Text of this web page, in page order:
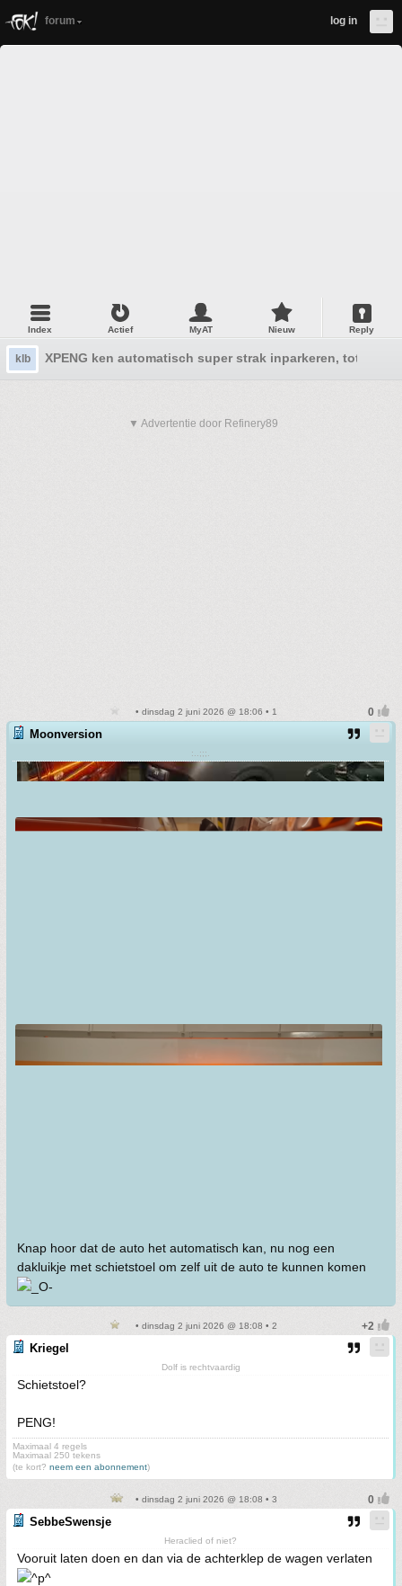
forum log in
Index Actief MyAT Nieuw Reply
klb XPENG ken automatisch super strak inparkeren, totaal
▼ Advertentie door Refinery89
• dinsdag 2 juni 2026 @ 18:06 • 1
Moonversion
:..;;;.
Knap hoor dat de auto het automatisch kan, nu nog een
dakluikje met schietstoel om zelf uit de auto te kunnen komen
• dinsdag 2 juni 2026 @ 18:08 • 2
Kriegel
Dolf is rechtvaardig
Schietstoel?
PENG!
Maximaal 4 regels
Maximaal 250 tekens
(te kort? neem een abonnement)
• dinsdag 2 juni 2026 @ 18:08 • 3
SebbeSwensje
Heraclied of niet?
Vooruit laten doen en dan via de achterklep de wagen verlaten